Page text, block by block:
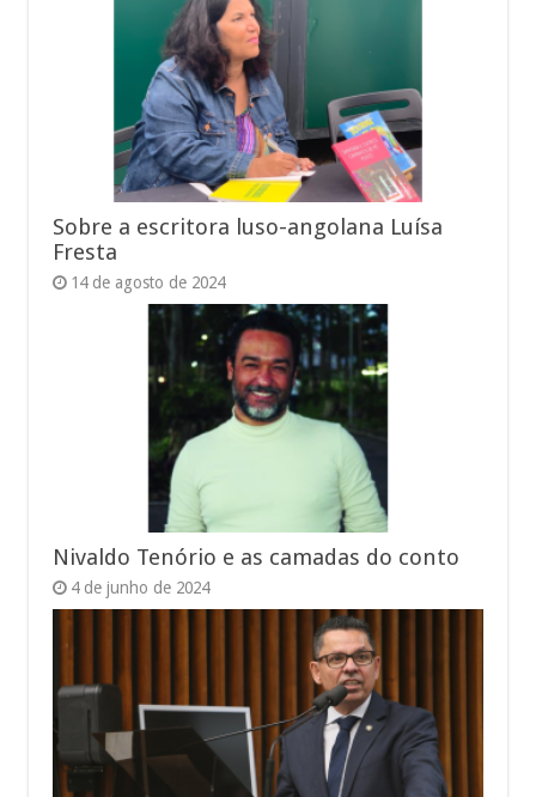
Sobre a escritora luso-angolana Luísa
Fresta
14 de agosto de 2024
Nivaldo Tenório e as camadas do conto
4 de junho de 2024